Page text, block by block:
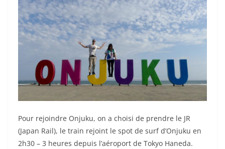
Pour rejoindre Onjuku, on a choisi de prendre le JR
(Japan Rail), le train rejoint le spot de surf d’Onjuku en
2h30 – 3 heures depuis l’aéroport de Tokyo Haneda.